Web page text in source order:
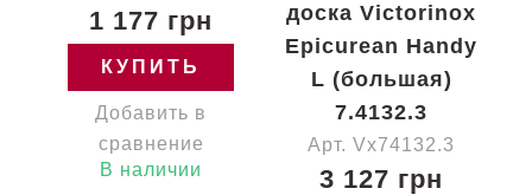
1 177 грн
КУПИТЬ
Добавить в
сравнение
В наличии
доска Victorinox
Epicurean Handy
L (большая)
7.4132.3
Арт. Vx74132.3
3 127 грн